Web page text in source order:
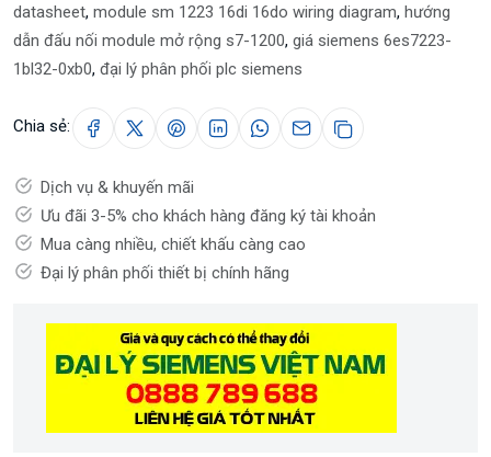
datasheet, module sm 1223 16di 16do wiring diagram, hướng
dẫn đấu nối module mở rộng s7-1200, giá siemens 6es7223-
1bl32-0xb0, đại lý phân phối plc siemens
Chia sẻ:
Dịch vụ & khuyến mãi
Ưu đãi 3-5% cho khách hàng đăng ký tài khoản
Mua càng nhiều, chiết khấu càng cao
Đại lý phân phối thiết bị chính hãng